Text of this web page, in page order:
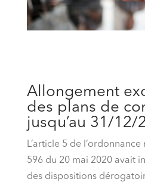
Allongement
des plans de
jusqu’au 31/12/
L’article 5 de l’ordonnance
596 du 20 mai 2020 avait
des dispositions